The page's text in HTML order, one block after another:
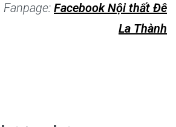
Facebook Nội thất Đê
La Thành